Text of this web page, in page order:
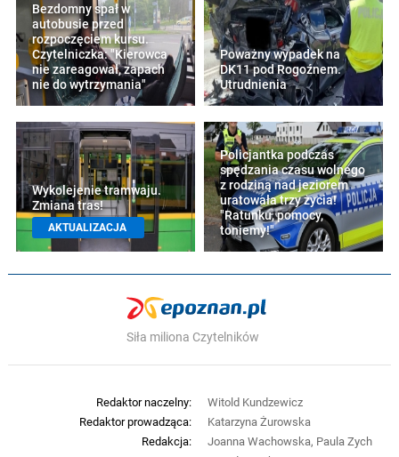
Bezdomny spał w
autobusie przed
rozpoczęciem kursu.
Czytelniczka: "Kierowca
nie zareagował, zapach
nie do wytrzymania"
Poważny wypadek na
DK11 pod Rogoźnem.
Utrudnienia
Wykolejenie tramwaju.
Zmiana tras!
AKTUALIZACJA
Policjantka podczas
spędzania czasu wolnego
z rodziną nad jeziorem
uratowała trzy życia!
"Ratunku, pomocy,
toniemy!"
Siła miliona Czytelników
Redaktor naczelny:
Witold Kundzewicz
Redaktor prowadząca:
Katarzyna Żurowska
Redakcja:
Joanna Wachowska, Paula Zych